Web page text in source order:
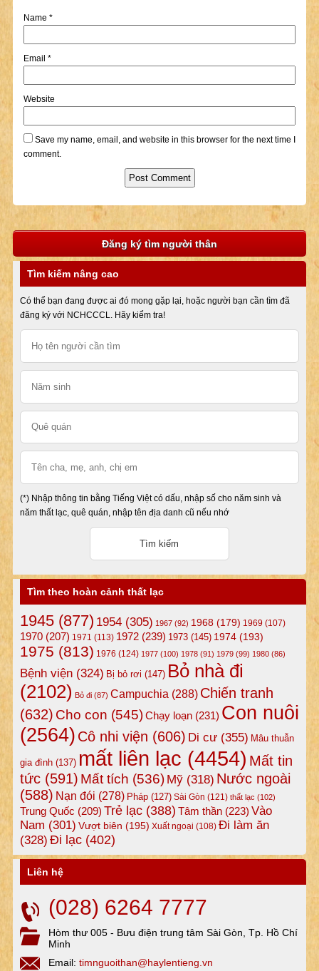
Name *
Email *
Website
Save my name, email, and website in this browser for the next time I
comment.
Đăng ký tìm người thân
Tìm kiếm nâng cao
Có thể bạn đang được ai đó mong gặp lại, hoặc người bạn cần tìm đã
đăng ký với NCHCCCL. Hãy kiểm tra!
(*) Nhập thông tin bằng Tiếng Việt có dấu, nhập số cho năm sinh và
năm thất lạc, quê quán, nhập tên địa danh cũ nếu nhớ
Tìm theo hoàn cảnh thất lạc
1945(877) 1954(305) 1967(92) 1968(179) 1969 (107)
1970(207) 1971 (113) 1972(239) 1973(145) 1974(193)
1975 (813) 1976 (124) 1977(100) 1978(91) 1979(99) 1980(86)
Bệnh viện(324) Bị bỏ rơi (147) Bỏ nhà đi
(2102) Bỏ đi(87) Campuchia (288) Chiến tranh
(632) Cho con (545)Chạy loạn(231) Con nuôi
(2564) Cô nhi viện (606) Di cư(355) Mâu thuẫn
gia đình(137) mất liên lạc (4454) Mất tin
tức(591) Mất tích (536) Mỹ(318) Nước ngoài
(588) Nạn đói (278) Pháp(127) Sài Gòn (121) thất lạc (102)
Trung Quốc (209) Trẻ lạc(388) Tâm thần(223) Vào
Nam (301) Vượt biên (195) Xuất ngoại (108) Đi làm ăn
(328) Đi lạc(402)
Liên hệ
(028) 6264 7777
Hòm thư 005 - Bưu điện trung tâm Sài Gòn, Tp. Hồ Chí
Minh
Email: timnguoithan@haylentieng.vn